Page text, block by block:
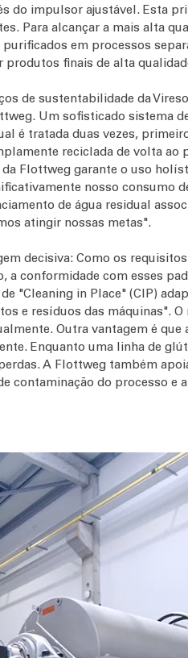
do impulsor ajustável. Esta
Para alcançar a mais alta
em processos
finais de alta
de sustentabilidade da
Um sofisticado sistema
é tratada duas vezes,
reciclada de volta ao
Flottweg garante o uso
nosso consumo
de água residual
atingir nossas metas".
decisiva: Como os
conformidade com esses
"Cleaning in Place" (CIP)
e resíduos das máquinas".
Outra vantagem é
Enquanto uma linha de
A Flottweg também
contaminação do processo e